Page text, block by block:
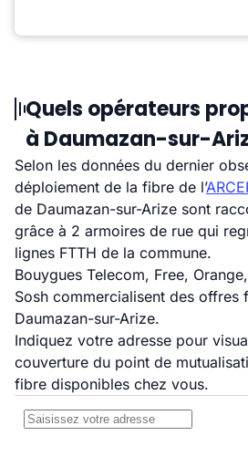
Quels opérateurs
à Daumazan-sur-
Selon les données du dernier
déploiement de la fibre de l’
de Daumazan-sur-Arize sont
grâce à 2 armoires de rue qui
lignes FTTH de la commune.
Bouygues Telecom, Free,
Sosh commercialisent des offres
Daumazan-sur-Arize.
Indiquez votre adresse pour
couverture du point de
fibre disponibles chez vous.